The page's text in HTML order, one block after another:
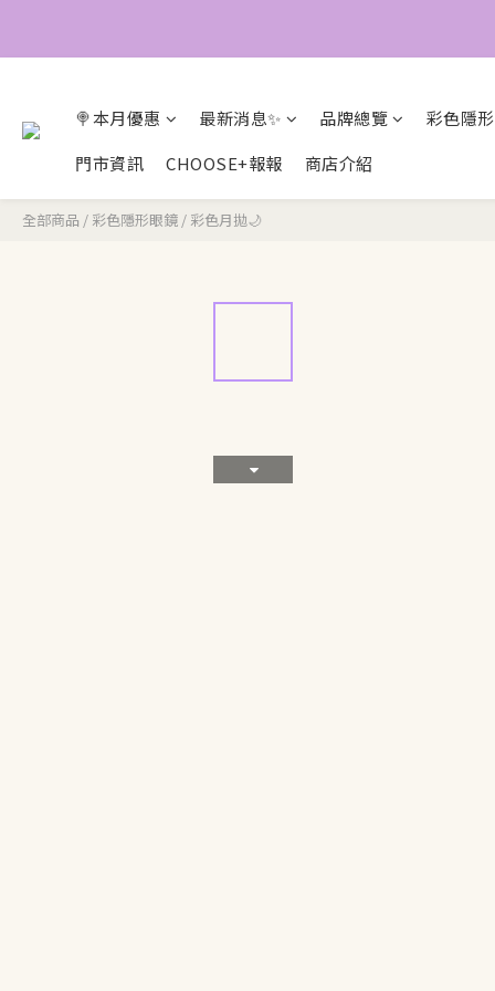
🍭本月優惠 最新消息✨ 品牌總覽
彩色隱
門市資訊
CHOOSE+報報 商店介紹
全部商品 / 彩色隱形眼鏡 / 彩色月拋🌙